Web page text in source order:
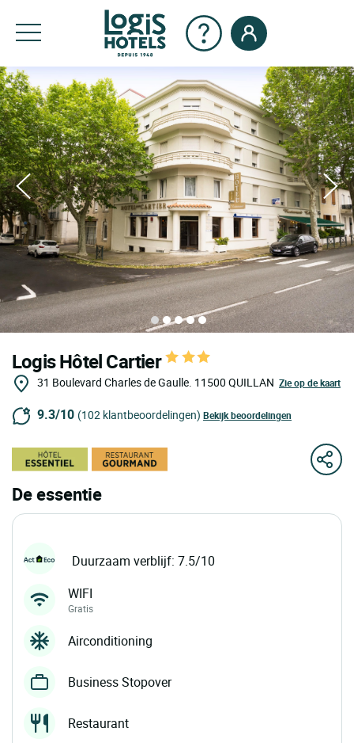
Logis Hôtel Cartier
31 Boulevard Charles de Gaulle. 11500 QUILLAN Zie op de kaart
9.3/10 (102 klantbeoordelingen) Bekijk beoordelingen
De essentie
Duurzaam verblijf: 7.5/10
WIFI
Gratis
Airconditioning
Business Stopover
Restaurant